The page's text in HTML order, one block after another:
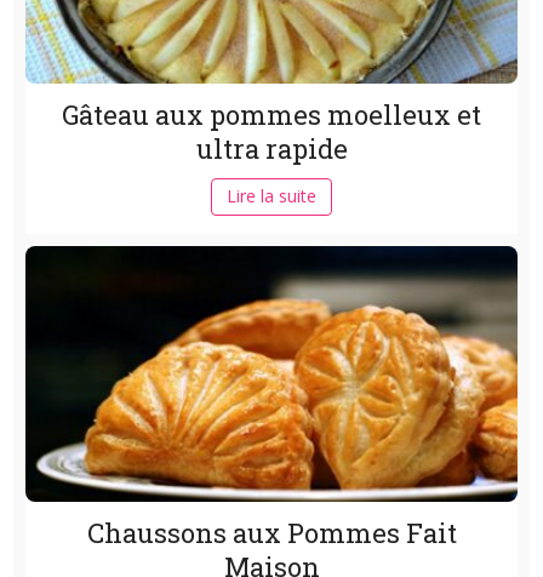
Gâteau aux pommes moelleux et
ultra rapide
Lire la suite
Chaussons aux Pommes Fait
Maison